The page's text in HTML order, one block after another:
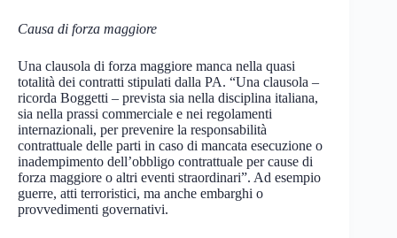
Causa di forza maggiore
Una clausola di forza maggiore manca nella quasi
totalità dei contratti stipulati dalla PA. “Una clausola –
ricorda Boggetti – prevista sia nella disciplina italiana,
sia nella prassi commerciale e nei regolamenti
internazionali, per prevenire la responsabilità
contrattuale delle parti in caso di mancata esecuzione o
inadempimento dell’obbligo contrattuale per cause di
forza maggiore o altri eventi straordinari”. Ad esempio
guerre, atti terroristici, ma anche embarghi o
provvedimenti governativi.